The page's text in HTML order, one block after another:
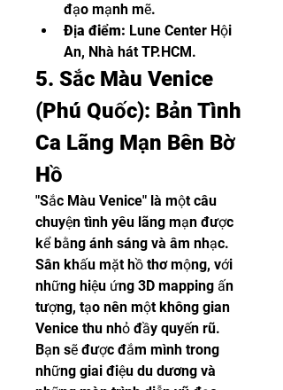
đạo mạnh mẽ.
Địa điểm: Lune Center Hội
An, Nhà hát TP.HCM.
5. Sắc Màu Venice
(Phú Quốc): Bản Tình
Ca Lãng Mạn Bên Bờ
Hồ
"Sắc Màu Venice" là một câu
chuyện tình yêu lãng mạn được
kể bằng ánh sáng và âm nhạc.
Sân khấu mặt hồ thơ mộng, với
những hiệu ứng 3D mapping ấn
tượng, tạo nên một không gian
Venice thu nhỏ đầy quyến rũ.
Bạn sẽ được đắm mình trong
những giai điệu du dương và